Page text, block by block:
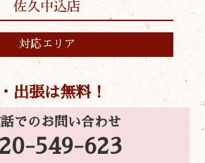
佐久中込店
対応エリア
出張は無料！
でのお問い合わせ
549-623